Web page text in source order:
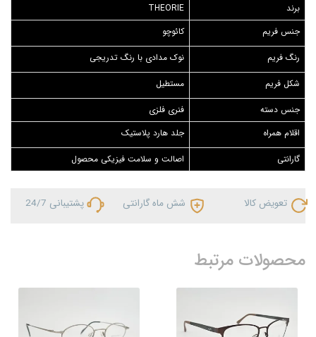
برند
THEORIE
جنس فریم
کائوچو
رنگ فریم
نوک مدادی با رنگ تدریجی
شکل فریم
مستطیل
جنس دسته
فنری فلزی
اقلام همراه
جلد هارد پلاستیک
گارانتی
اصالت و سلامت فیزیکی محصول
تعویض کالا شش ماه گارانتی پشتیبانی 24/7
محصولات مرتبط